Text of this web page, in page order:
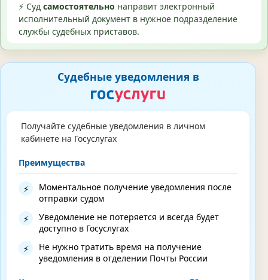
⚡ Суд самостоятельно направит электронный
исполнительный документ в нужное подразделение
службы судебных приставов.
Судебные уведомления в
Получайте судебные уведомления в личном
кабинете на Госуслугах
Преимущества
⚡
Моментальное получение уведомления после
отправки судом
⚡
Уведомление не потеряется и всегда будет
доступно в Госуслугах
⚡
Не нужно тратить время на получение
уведомления в отделении Почты России